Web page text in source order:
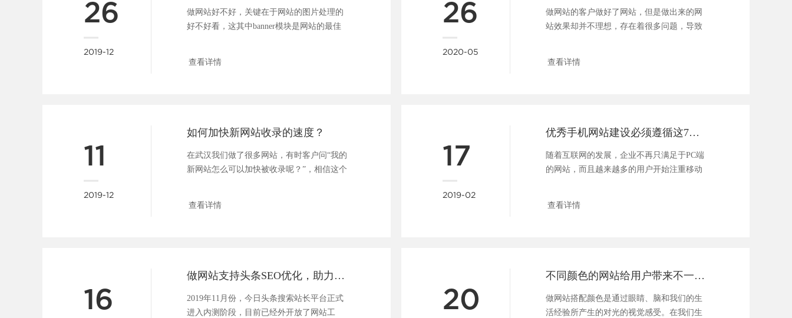
26
2019-12
做网站好不好，关键在于网站的图片处理的
好不好看，这其中banner模块是网站的最佳
查看详情
26
2020-05
做网站的客户做好了网站，但是做出来的网
站效果却并不理想，存在着很多问题，导致
查看详情
11
2019-12
如何加快新网站收录的速度？
在武汉我们做了很多网站，有时客户问“我的
新网站怎么可以加快被收录呢？”，相信这个
查看详情
17
2019-02
优秀手机网站建设必须遵循这7大规则
随着互联网的发展，企业不再只满足于PC端
的网站，而且越来越多的用户开始注重移动
查看详情
16
做网站支持头条SEO优化，助力企业快速布局移动端全网搜索
2019年11月份，今日头条搜索站长平台正式
进入内测阶段，目前已经外开放了网站工
20
不同颜色的网站给用户带来不一样的体验
做网站搭配颜色是通过眼睛、脑和我们的生
活经验所产生的对光的视觉感受。在我们生